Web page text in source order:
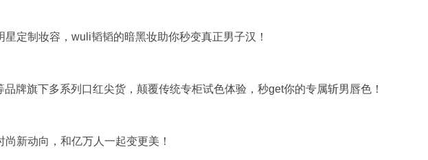
定制妆容，wuli韬韬的暗黑妆助你秒变真正男子汉！
牌旗下多系列口红尖货，颠覆传统专柜试色体验，秒get你的专属斩男唇色！
新动向，和亿万人一起变更美！